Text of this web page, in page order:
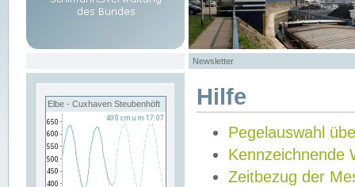
Newsletter
Elbe - Cuxhaven Steubenhöft Hilfe
Pegelauswahl
Kennzeichnende
Zeitbezug der